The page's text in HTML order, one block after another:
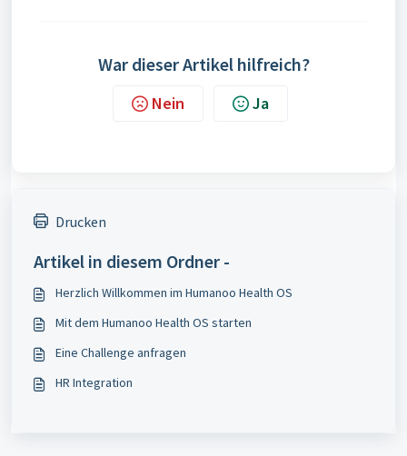
War dieser Artikel hilfreich?
Nein Ja
Drucken
Artikel in diesem Ordner -
Herzlich Willkommen im Humanoo Health OS
Mit dem Humanoo Health OS starten
Eine Challenge anfragen
HR Integration